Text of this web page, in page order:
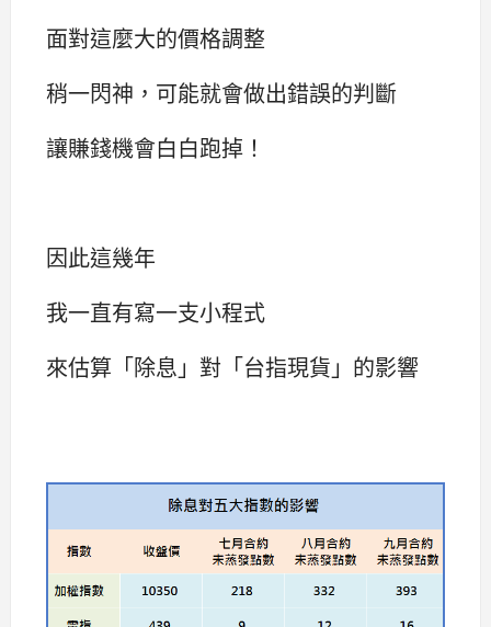
面對這麼大的價格調整
稍一閃神，可能就會做出錯誤的判斷
讓賺錢機會白白跑掉！
因此這幾年
我一直有寫一支小程式
來估算「除息」對「台指現貨」的影響